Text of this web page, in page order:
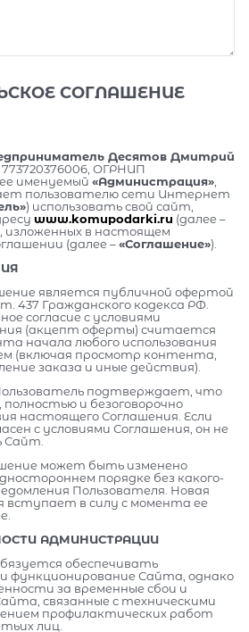
СОГЛАШЕНИЕ
Десятов Дмитрий
ОГРНИП
именуемый «Администрация»
пользователю сети Интернет
) использовать свой сайт,
www.komupodarki.ru (далее –
изложенных в настоящем
(далее –«Соглашение»).
является публичной офертой
437 Гражданского кодекса РФ.
согласие с условиями
(акцепт оферты) считается
начала любого использования
(включая просмотр контента,
заказа и иные действия).
подтверждает, что
полностью и безоговорочно
настоящего Соглашения. Если
с условиями Соглашения, он не
Сайт.
может быть изменено
порядке без какого-
Пользователя. Новая
вступает в силу с момента ее
АДМИНИСТРАЦИИ
обеспечивать
функционирование Сайта, однако
за временные сбои и
связанные с техническими
профилактических работ
лиц.